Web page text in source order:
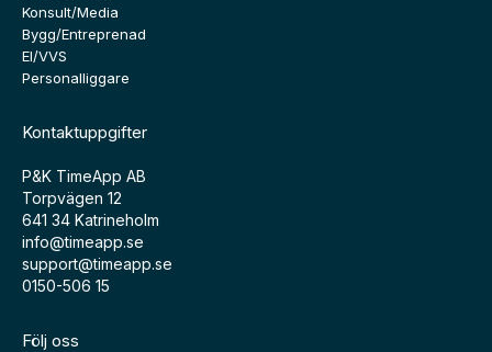
Konsult/Media
Bygg/Entreprenad
El/VVS
Personalliggare
Kontaktuppgifter
P&K TimeApp AB
Torpvägen 12
641 34 Katrineholm
info@timeapp.se
support@timeapp.se
0150-506 15
Följ oss